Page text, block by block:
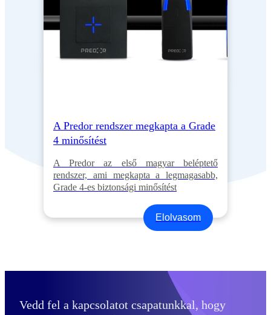
A Predor rendszer megkapta a Grade
4 minősítést
A Predor az első magyar beléptető
rendszer, ami megkapta a legmagasabb,
Grade 4-es biztonsági minősítést
Elolvasom
Vedd fel a kapcsolatot csapatunkkal, hogy